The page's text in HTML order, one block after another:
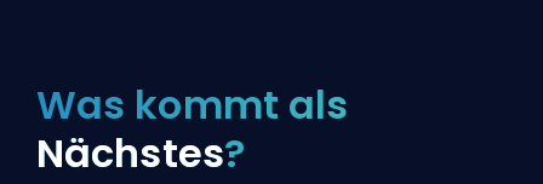
Was kommt als
Nächstes?